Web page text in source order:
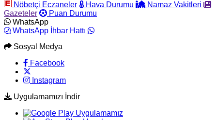
Nöbetçi Eczaneler
Hava Durumu
Namaz Vakitleri
Gazeteler
Puan Durumu
WhatsApp
WhatsApp İhbar Hattı
Sosyal Medya
Facebook
Instagram
Uygulamamızı İndir